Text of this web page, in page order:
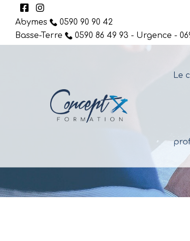
Abymes
0590 90 90 42
Basse-Terre
0590 86 49 93 - Urgence -
Le